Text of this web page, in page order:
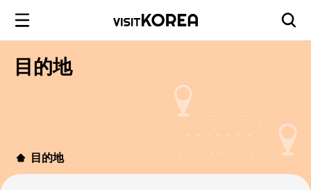
目的地
目的地